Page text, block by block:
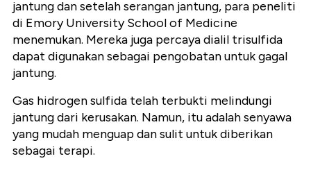
jantung dan setelah serangan jantung, para peneliti
di Emory University School of Medicine
menemukan. Mereka juga percaya dialil trisulfida
dapat digunakan sebagai pengobatan untuk gagal
jantung.
Gas hidrogen sulfida telah terbukti melindungi
jantung dari kerusakan. Namun, itu adalah senyawa
yang mudah menguap dan sulit untuk diberikan
sebagai terapi.